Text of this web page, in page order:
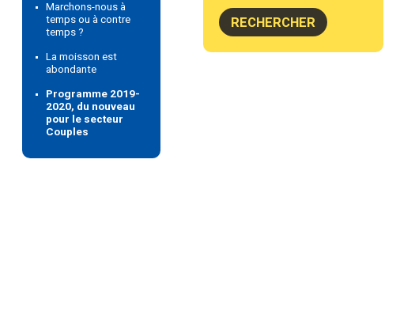
Marchons-nous à
temps ou à contre
temps ?
La moisson est
abondante
Programme 2019-
2020, du nouveau
pour le secteur
Couples